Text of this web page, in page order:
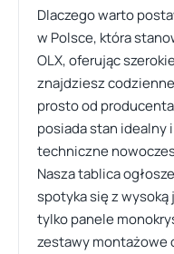
Dlaczego warto
w Polsce, która
OLX, oferując
znajdziesz
prosto od
posiada stan idealny
techniczne
Nasza tablica
spotyka się z
tylko panele
zestawy montażowe